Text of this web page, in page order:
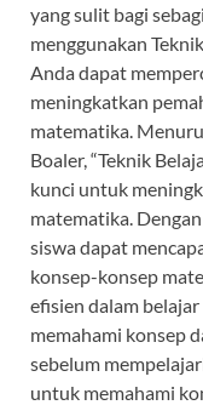
yang sulit bagi
menggunakan
Anda dapat
meningkatkan
matematika.
Boaler, “Teknik
kunci untuk
matematika.
siswa dapat
konsep-konsep
efisien dalam
memahami konsep
sebelum
untuk memahami